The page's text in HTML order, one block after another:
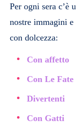
Per ogni sera c’è
nostre immagini e
con dolcezza:
Con affetto
Con Le Fate
Divertenti
Con Gatti